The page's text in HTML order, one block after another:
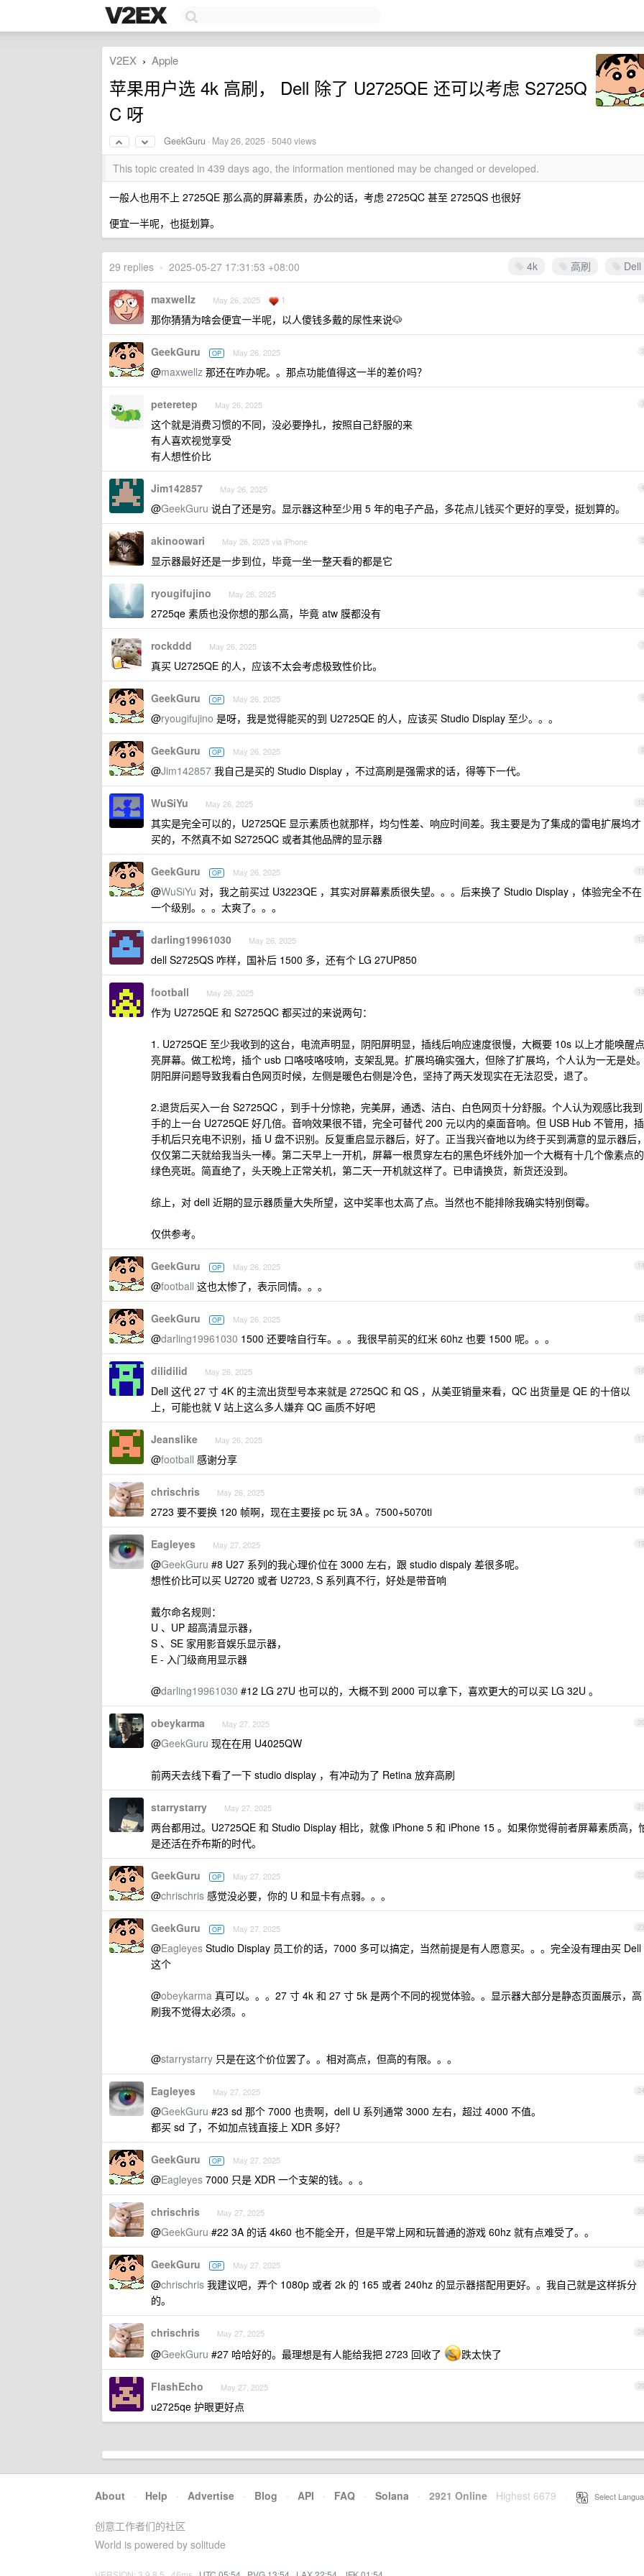
V2EX › Apple
苹果用户选 4k 高刷， Dell 除了 U2725QE 还可以考虑 S2725Q
C 呀
GeekGuru · May 26, 2025 · 5040 views
This topic created in 439 days ago, the information mentioned may be changed or developed.
一般人也用不上 2725QE 那么高的屏幕素质，办公的话，考虑 2725QC 甚至 2725QS 也很好
便宜一半呢，也挺划算。
4k 高刷 Dell
29 replies • 2025-05-27 17:31:53 +08:00
1
maxwellz May 26, 2025 1
那你猜猜为啥会便宜一半呢，以人傻钱多戴的尿性来说🐶
2
GeekGuru OP May 26, 2025
@maxwellz 那还在咋办呢。。那点功能值得这一半的差价吗？
3
peteretep May 26, 2025
这个就是消费习惯的不同，没必要挣扎，按照自己舒服的来
有人喜欢视觉享受
有人想性价比
4
Jim142857 May 26, 2025
@GeekGuru 说白了还是穷。显示器这种至少用 5 年的电子产品，多花点儿钱买个更好的享受，挺划算的。
5
akinoowari May 26, 2025 via iPhone
显示器最好还是一步到位，毕竟一坐一整天看的都是它
6
ryougifujino May 26, 2025
2725qe 素质也没你想的那么高，毕竟 atw 膜都没有
7
rockddd May 26, 2025
真买 U2725QE 的人，应该不太会考虑极致性价比。
8
GeekGuru OP May 26, 2025
@ryougifujino 是呀，我是觉得能买的到 U2725QE 的人，应该买 Studio Display 至少。。。
9
GeekGuru OP May 26, 2025
@Jim142857 我自己是买的 Studio Display ，不过高刷是强需求的话，得等下一代。
10
WuSiYu May 26, 2025
其实是完全可以的，U2725QE 显示素质也就那样，均匀性差、响应时间差。我主要是为了集成的雷电扩展坞才
买的，不然真不如 S2725QC 或者其他品牌的显示器
11
GeekGuru OP May 26, 2025
@WuSiYu 对，我之前买过 U3223QE ，其实对屏幕素质很失望。。。后来换了 Studio Display ，体验完全不在
一个级别。。。太爽了。。。
12
darling19961030 May 26, 2025
dell S2725QS 咋样，国补后 1500 多，还有个 LG 27UP850
13
football May 26, 2025
作为 U2725QE 和 S2725QC 都买过的来说两句：
1. U2725QE 至少我收到的这台，电流声明显，阴阳屏明显，插线后响应速度很慢，大概要 10s 以上才能唤醒点
亮屏幕。做工松垮，插个 usb 口咯吱咯吱响，支架乱晃。扩展坞确实强大，但除了扩展坞，个人认为一无是处。
阴阳屏问题导致我看白色网页时候，左侧是暖色右侧是冷色，坚持了两天发现实在无法忍受，退了。
2.退货后买入一台 S2725QC ，到手十分惊艳，完美屏，通透、洁白、白色网页十分舒服。个人认为观感比我到
手的上一台 U2725QE 好几倍。音响效果很不错，完全可替代 200 元以内的桌面音响。但 USB Hub 不管用，插
手机后只充电不识别，插 U 盘不识别。反复重启显示器后，好了。正当我兴奋地以为终于买到满意的显示器后，
仅仅第二天就给我当头一棒。第二天早上一开机，屏幕一根贯穿左右的黑色坏线外加一个大概有十几个像素点的
绿色亮斑。简直绝了，头天晚上正常关机，第二天一开机就这样了。已申请换货，新货还没到。
综上，对 dell 近期的显示器质量大失所望，这中奖率也太高了点。当然也不能排除我确实特别倒霉。
仅供参考。
14
GeekGuru OP May 26, 2025
@football 这也太惨了，表示同情。。。
15
GeekGuru OP May 26, 2025
@darling19961030 1500 还要啥自行车。。。我很早前买的红米 60hz 也要 1500 呢。。。
16
dilidilid May 26, 2025
Dell 这代 27 寸 4K 的主流出货型号本来就是 2725QC 和 QS ，从美亚销量来看，QC 出货量是 QE 的十倍以
上，可能也就 V 站上这么多人嫌弃 QC 画质不好吧
17
Jeanslike May 26, 2025
@football 感谢分享
18
chrischris May 26, 2025
2723 要不要换 120 帧啊，现在主要接 pc 玩 3A 。7500+5070ti
19
Eagleyes May 27, 2025
@GeekGuru #8 U27 系列的我心理价位在 3000 左右，跟 studio dispaly 差很多呢。
想性价比可以买 U2720 或者 U2723, S 系列真不行，好处是带音响
戴尔命名规则：
U 、UP 超高清显示器，
S 、SE 家用影音娱乐显示器，
E - 入门级商用显示器
@darling19961030 #12 LG 27U 也可以的，大概不到 2000 可以拿下，喜欢更大的可以买 LG 32U 。
20
obeykarma May 27, 2025
@GeekGuru 现在在用 U4025QW
前两天去线下看了一下 studio display ，有冲动为了 Retina 放弃高刷
21
starrystarry May 27, 2025
两台都用过。U2725QE 和 Studio Display 相比，就像 iPhone 5 和 iPhone 15 。如果你觉得前者屏幕素质高，
是还活在乔布斯的时代。
22
GeekGuru OP May 27, 2025
@chrischris 感觉没必要，你的 U 和显卡有点弱。。。
23
GeekGuru OP May 27, 2025
@Eagleyes Studio Display 员工价的话，7000 多可以搞定，当然前提是有人愿意买。。。完全没有理由买 Dell
这个
@obeykarma 真可以。。。27 寸 4k 和 27 寸 5k 是两个不同的视觉体验。。显示器大部分是静态页面展示，高
刷我不觉得太必须。。
@starrystarry 只是在这个价位罢了。。相对高点，但高的有限。。。
24
Eagleyes May 27, 2025
@GeekGuru #23 sd 那个 7000 也贵啊，dell U 系列通常 3000 左右，超过 4000 不值。
都买 sd 了，不如加点钱直接上 XDR 多好？
25
GeekGuru OP May 27, 2025
@Eagleyes 7000 只是 XDR 一个支架的钱。。。
26
chrischris May 27, 2025
@GeekGuru #22 3A 的话 4k60 也不能全开，但是平常上网和玩普通的游戏 60hz 就有点难受了。。
27
GeekGuru OP May 27, 2025
@chrischris 我建议吧，弄个 1080p 或者 2k 的 165 或者 240hz 的显示器搭配用更好。。我自己就是这样拆分
的。
28
chrischris May 27, 2025
@GeekGuru #27 哈哈好的。最理想是有人能给我把 2723 回收了 跌太快了
29
FlashEcho May 27, 2025
u2725qe 护眼更好点
About · Help · Advertise · Blog · API · FAQ · Solana · 2921 Online Highest 6679 Select
创意工作者们的社区
World is powered by solitude